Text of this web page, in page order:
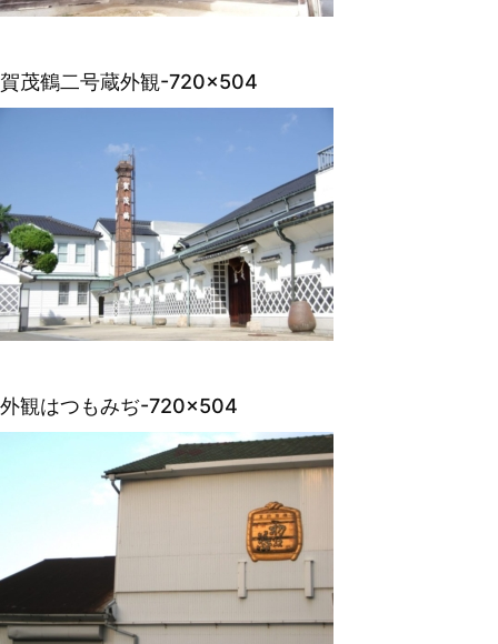
賀茂鶴二号蔵外観-720×504
外観はつもみぢ-720×504